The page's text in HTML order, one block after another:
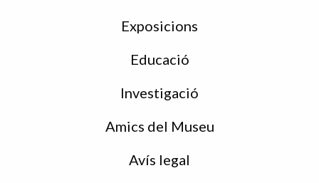
Exposicions
Educació
Investigació
Amics del Museu
Avís legal